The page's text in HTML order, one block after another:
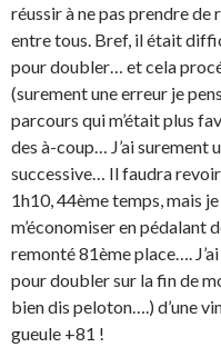
réussir à ne pas prendre
entre tous. Bref, il était
pour doubler… et cela
(surement une erreur je
parcours qui m’était plus
des à-coup… J’ai surement
successive… Il faudra
1h10, 44ème temps, mais
m’économiser en pédalant
remonté 81ème place….
pour doubler sur la fin de
bien dis peloton….) d’une
gueule +81 !